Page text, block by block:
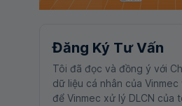
Đăng Ký Tư Vấn
Tôi đã đọc và đồng ý với
dữ liệu cá nhân của
để Vinmec xử lý DLCN của